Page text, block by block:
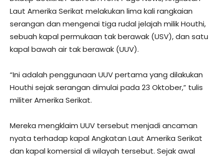
Laut Amerika Serikat melakukan lima kali rangkaian
serangan dan mengenai tiga rudal jelajah milik Houthi,
sebuah kapal permukaan tak berawak (USV), dan satu
kapal bawah air tak berawak (UUV).
“Ini adalah penggunaan UUV pertama yang dilakukan
Houthi sejak serangan dimulai pada 23 Oktober,” tulis
militer Amerika Serikat.
Mereka mengklaim UUV tersebut menjadi ancaman
nyata terhadap kapal Angkatan Laut Amerika Serikat
dan kapal komersial di wilayah tersebut. Sejak awal